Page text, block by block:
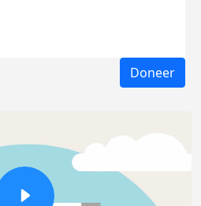
Doneer